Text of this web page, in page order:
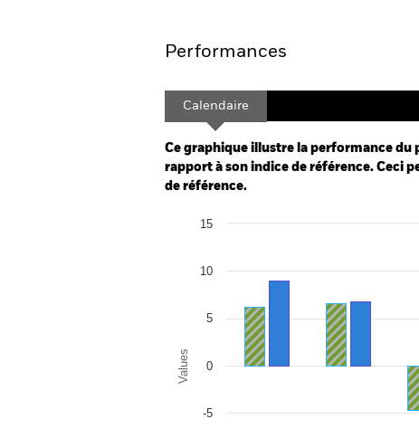
Performances
Calendaire
Ce graphique illustre la performance du
rapport à son indice de référence. Ceci
de référence.
Bar chart with 2 data series.
The chart has 1 Y axis displaying Values.
Values
-5
0
5
10
15